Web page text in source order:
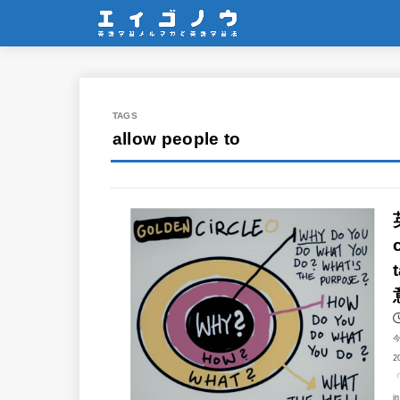
allow people to